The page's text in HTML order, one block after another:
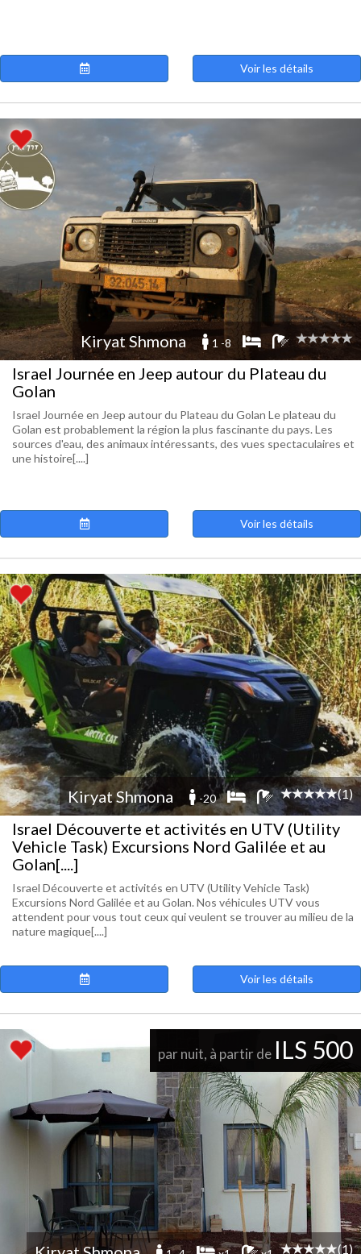
Voir les détails
Kiryat Shmona 1 -8
Israel Journée en Jeep autour du Plateau du
Golan
Israel Journée en Jeep autour du Plateau du Golan Le plateau du
Golan est probablement la région la plus fascinante du pays. Les
sources d'eau, des animaux intéressants, des vues spectaculaires et
une histoire[....]
Voir les détails
Kiryat Shmona -20 (1)
Israel Découverte et activités en UTV (Utility
Vehicle Task) Excursions Nord Galilée et au
Golan[....]
Israel Découverte et activités en UTV (Utility Vehicle Task)
Excursions Nord Galilée et au Golan. Nos véhicules UTV vous
attendent pour vous tout ceux qui veulent se trouver au milieu de la
nature magique[....]
Voir les détails
par nuit, à partir de ILS 500
(1)